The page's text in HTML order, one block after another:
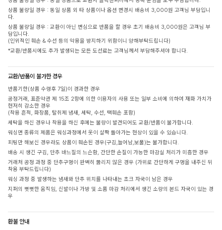
상품 불량일 경우 : 동일 상품 외 타 상품이나 옵션 변경시 배송비 3,000원 고객님 부담입니
다.
상품 불량일 경우 : 교환이 아닌 변심으로 반품을 할 경우 초기 배송비 3,000원은 고객님 부
담입니다.
(인위적인 훼손 & 수선 등의 악용을 방지하기 위함이니 양해부탁드립니다)
*교환/반품시에도 추가 발생되는 모든 도선료는 고객님께서 부담해주셔야 합니다.
교환/반품이 불가한 경우
반품기한(상품 수령후 7일)이 경과한 경우
공정거래, 표준약관 제 15조 2항에 의한 이용자의 사용 또는 일부 소비에 의하여 재화 가치가
현저히 감소한 경우
(착용 흔적, 화장품, 탈취제 냄새, 세탁, 수선, 택훼손 포함)
세탁을 하신 경우나 착용을 하신 후에는 불량이 발견되어도 교환/반품이 불가합니다.
워싱면 종류의 제품은 워싱과정에서 옷이 살짝 돌아가는 현상이 있을 수 있습니다.
피팅만 해보신 경우라도 상품이 훼손된 경우(구김,늘어남,보풀)는 불가합니다.
배송 시 생긴 구김, 단추 바느질의 느슨함, 간단한 손질이 가능한 마감실 처리가 미흡한 경우
거래처 공정 과정 중 단추구멍이 완벽히 뚫리지 않은 경우 (가위로 간단하게 구멍을 내주신 뒤
착용 부탁드립니다)
워싱 과정 중 발생하는 냄새와 단추 위치를 나타내는 초크 자국이 남은 경우
지퍼의 뻣뻣한 움직임, 신발이나 가방 및 소품 마감 처리에서 생긴 소량의 본드 자국이 있는 경
우
환불 안내